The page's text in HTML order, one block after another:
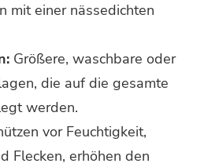
mit einer nässedichten
Größere, waschbare oder
die auf die gesamte
werden.
vor Feuchtigkeit,
Flecken, erhöhen den